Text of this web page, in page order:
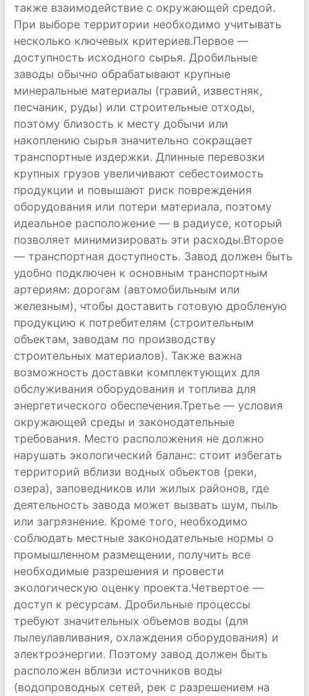
также взаимодействие с окружающей средой.
При выборе территории необходимо учитывать
несколько ключевых критериев.Первое —
доступность исходного сырья. Дробильные
заводы обычно обрабатывают крупные
минеральные материалы (гравий, известняк,
песчаник, руды) или строительные отходы,
поэтому близость к месту добычи или
накоплению сырья значительно сокращает
транспортные издержки. Длинные перевозки
крупных грузов увеличивают себестоимость
продукции и повышают риск повреждения
оборудования или потери материала, поэтому
идеальное расположение — в радиусе, который
позволяет минимизировать эти расходы.Второе
— транспортная доступность. Завод должен быть
удобно подключен к основным транспортным
артериям: дорогам (автомобильным или
железным), чтобы доставить готовую дробленую
продукцию к потребителям (строительным
объектам, заводам по производству
строительных материалов). Также важна
возможность доставки комплектующих для
обслуживания оборудования и топлива для
энергетического обеспечения.Третье — условия
окружающей среды и законодательные
требования. Место расположения не должно
нарушать экологический баланс: стоит избегать
территорий вблизи водных объектов (реки,
озера), заповедников или жилых районов, где
деятельность завода может вызвать шум, пыль
или загрязнение. Кроме того, необходимо
соблюдать местные законодательные нормы о
промышленном размещении, получить все
необходимые разрешения и провести
экологическую оценку проекта.Четвертое —
доступ к ресурсам. Дробильные процессы
требуют значительных объемов воды (для
пылеулавливания, охлаждения оборудования) и
электроэнергии. Поэтому завод должен быть
расположен вблизи источников воды
(водопроводных сетей, рек с разрешением на